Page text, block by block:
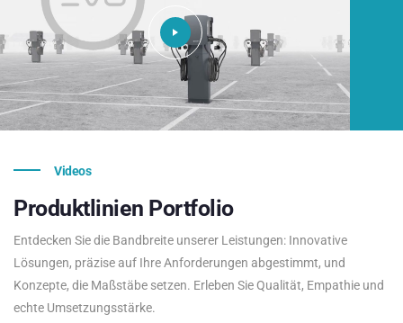
Videos
Produktlinien Portfolio
Entdecken Sie die Bandbreite unserer Leistungen: Innovative
Lösungen, präzise auf Ihre Anforderungen abgestimmt, und
Konzepte, die Maßstäbe setzen. Erleben Sie Qualität, Empathie und
echte Umsetzungsstärke.